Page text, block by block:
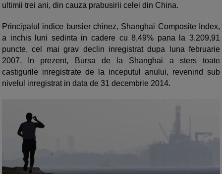
ultimii trei ani, din cauza prabusirii celei din China.
Principalul indice bursier chinez, Shanghai Composite Index,
a inchis luni sedinta in cadere cu 8,49% pana la 3.209,91
puncte, cel mai grav declin inregistrat dupa luna februarie
2007. In prezent, Bursa de la Shanghai a sters toate
castigurile inregistrate de la inceputul anului, revenind sub
nivelul inregistrat in data de 31 decembrie 2014.